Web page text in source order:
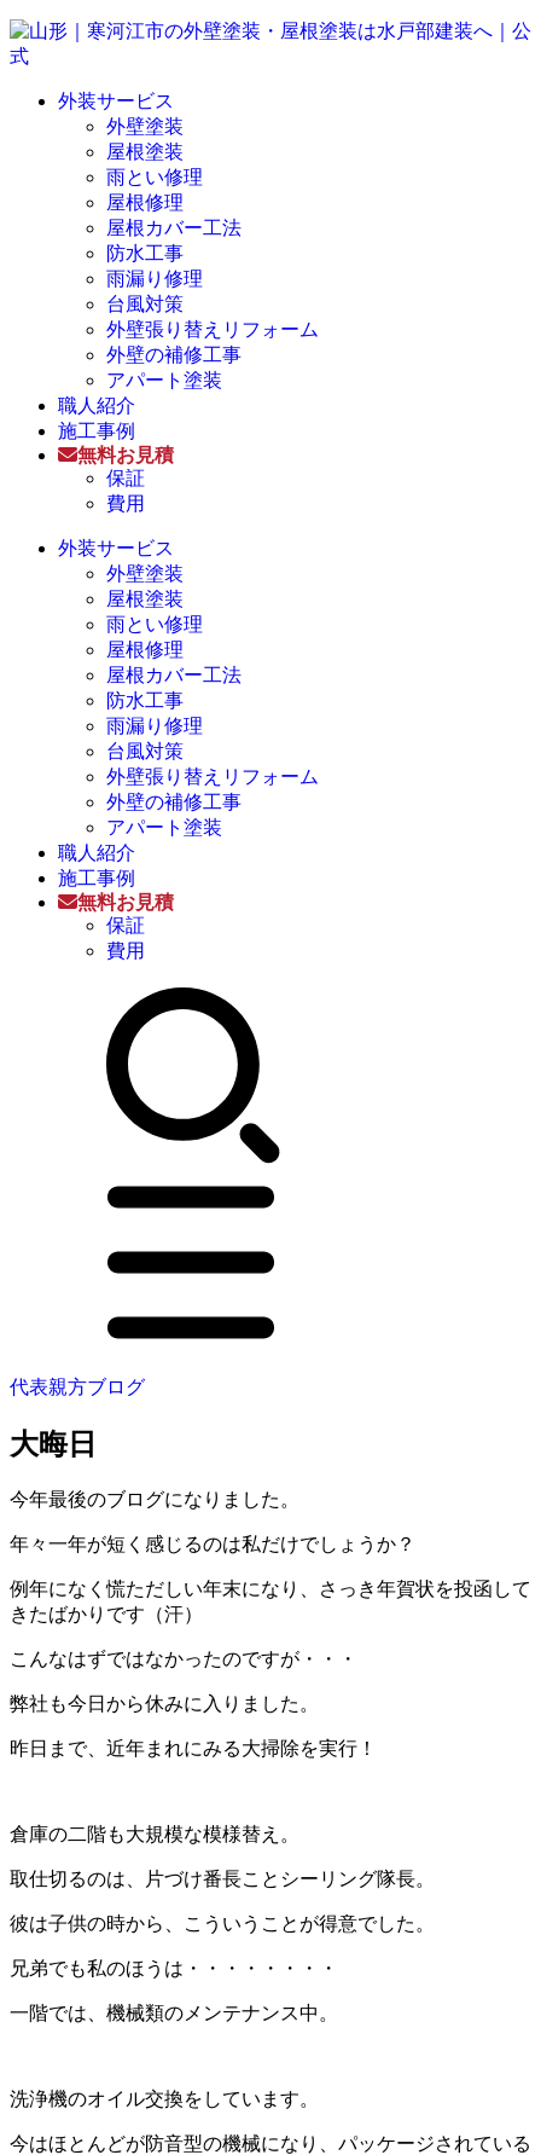
外装サービス
外壁塗装
屋根塗装
雨とい修理
屋根修理
屋根カバー工法
防水工事
雨漏り修理
台風対策
外壁張り替えリフォーム
外壁の補修工事
アパート塗装
職人紹介
施工事例
無料お見積
保証
費用
外装サービス
外壁塗装
屋根塗装
雨とい修理
屋根修理
屋根カバー工法
防水工事
雨漏り修理
台風対策
外壁張り替えリフォーム
外壁の補修工事
アパート塗装
職人紹介
施工事例
無料お見積
保証
費用
代表親方ブログ
大晦日
今年最後のブログになりました。
年々一年が短く感じるのは私だけでしょうか？
例年になく慌ただしい年末になり、さっき年賀状を投函して
きたばかりです（汗）
こんなはずではなかったのですが・・・
弊社も今日から休みに入りました。
昨日まで、近年まれにみる大掃除を実行！
倉庫の二階も大規模な模様替え。
取仕切るのは、片づけ番長ことシーリング隊長。
彼は子供の時から、こういうことが得意でした。
兄弟でも私のほうは・・・・・・・・
一階では、機械類のメンテナンス中。
洗浄機のオイル交換をしています。
今はほとんどが防音型の機械になり、パッケージされている